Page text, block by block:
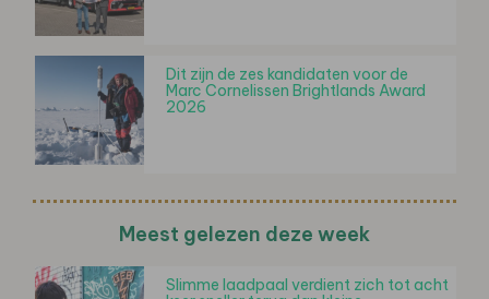
Dit zijn de zes kandidaten voor de
Marc Cornelissen Brightlands Award
2026
Meest gelezen deze week
Slimme laadpaal verdient zich tot acht